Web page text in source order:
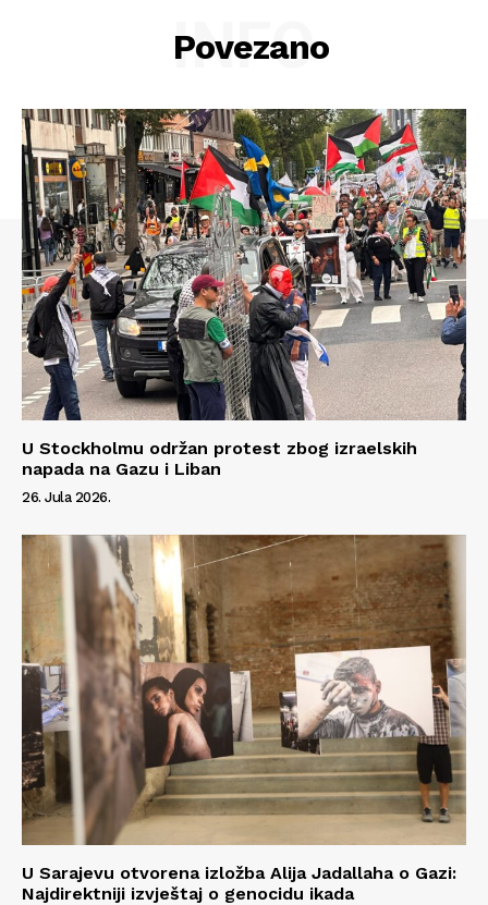
Info
O nama
Impressum
Povezano
INFO
U Stockholmu održan protest zbog izraelskih
napada na Gazu i Liban
26. Jula 2026.
U Sarajevu otvorena izložba Alija Jadallaha o Gazi:
Najdirektniji izvještaj o genocidu ikada